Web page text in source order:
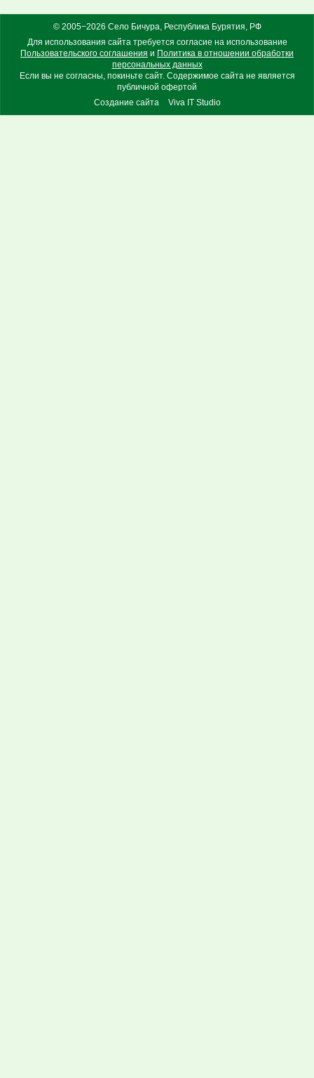
© 2005−2026 Село Бичура, Республика Бурятия, РФ
Для использования сайта требуется согласие на использование
Пользовательского соглашения и Политика в отношении обработки
персональных данных
Если вы не согласны, покиньте сайт. Содержимое сайта не является
публичной офертой
Создание сайта
Viva IT Studio